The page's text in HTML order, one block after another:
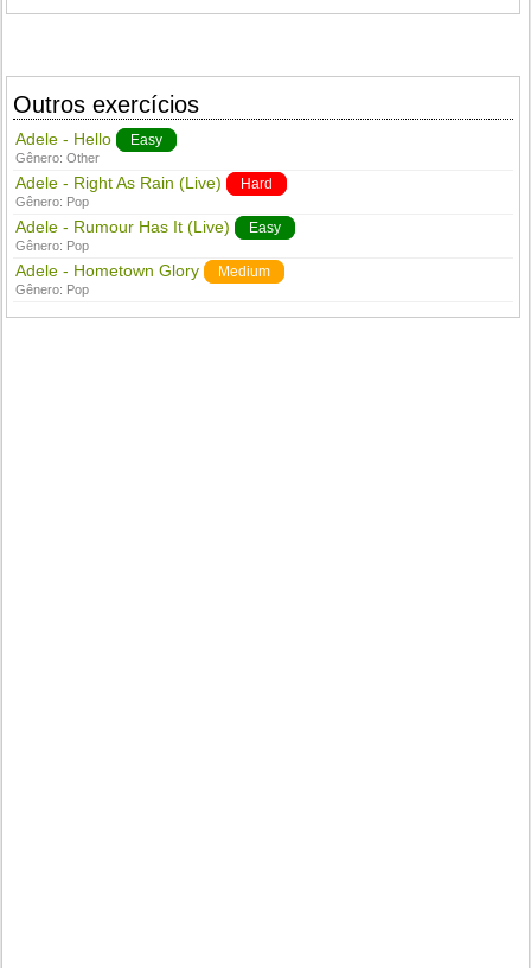
Outros exercícios
Adele - Hello Easy
Gênero:Other
Adele - Right As Rain (Live) Hard
Gênero: Pop
Adele - Rumour Has It (Live) Easy
Gênero: Pop
Adele - Hometown Glory Medium
Gênero: Pop